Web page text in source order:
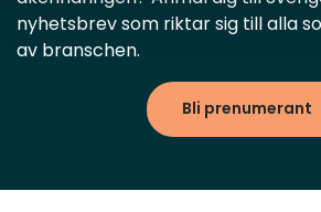
nyhetsbrev som riktar sig till alla
av branschen.
Bli prenumerant